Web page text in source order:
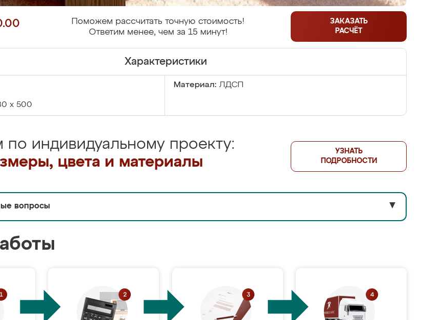
Поможем рассчитать точную стоимость!
Ответим менее, чем за 15 минут!
ЗАКАЗАТЬ
РАСЧЁТ
Характеристики
Материал: ЛДСП
х 500
по индивидуальному проекту:
цвета и материалы
УЗНАТЬ
ПОДРОБНОСТИ
вопросы ▼